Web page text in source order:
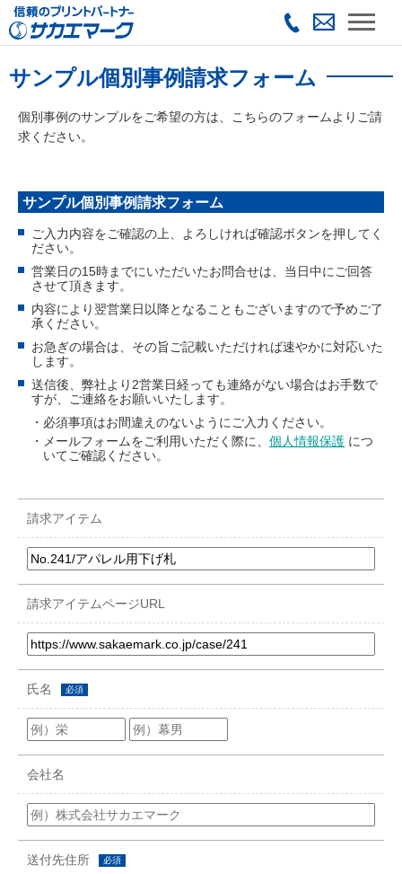
サンプル個別事例請求フォーム
個別事例のサンプルをご希望の方は、こちらのフォームよりご請
求ください。
サンプル個別事例請求フォーム
ご入力内容をご確認の上、よろしければ確認ボタンを押してく
ださい。
営業日の15時までにいただいたお問合せは、当日中にご回答
させて頂きます。
内容により翌営業日以降となることもございますので予めご了
承ください。
お急ぎの場合は、その旨ご記載いただければ速やかに対応いた
します。
送信後、弊社より2営業日経っても連絡がない場合はお手数で
すが、ご連絡をお願いいたします。
・必須事項はお間違えのないようにご入力ください。
・メールフォームをご利用いただく際に、 個人情報保護 につ
いてご確認ください。
請求アイテム
請求アイテムページURL
氏名 必須
会社名
送付先住所 必須